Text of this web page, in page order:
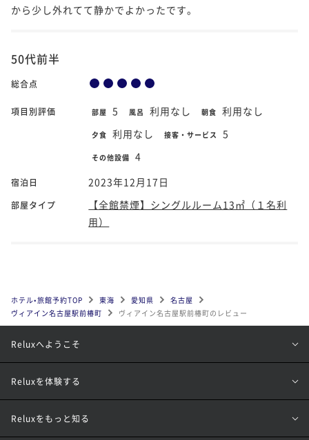
から少し外れてて静かでよかったです。
50代前半
総合点
項目別評価 部屋 5 風呂 利用なし 朝食 利用なし
夕食 利用なし 接客・サービス 5
その他設備 4
宿泊日 2023年12月17日
部屋タイプ
【全館禁煙】シングルルーム13㎡（１名利
用）
ホテル•旅館予約TOP 東海 愛知県
名古屋
ヴィアイン名古屋駅前椿町
ヴィアイン名古屋駅前椿町のレビュー
Reluxへようこそ
Reluxを体験する
Reluxをもっと知る